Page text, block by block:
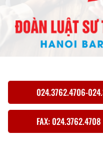
024.3762.4706-
FAX: 024.3762.4708